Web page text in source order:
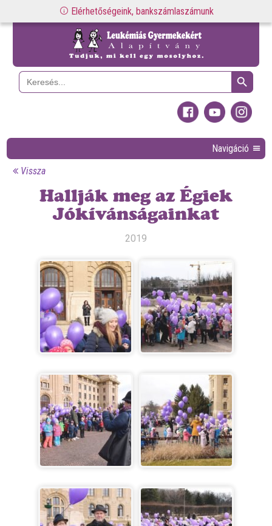
Elérhetőségeink, bankszámlaszámunk
Search
for:
Search Button
Navigáció
Vissza
Hallják meg az Égiek
Jókívánságainkat
2019